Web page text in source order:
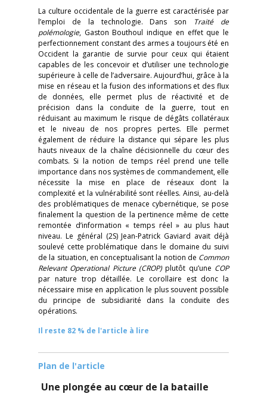
La culture occidentale de la guerre est caractérisée par
l’emploi de la technologie. Dans son
Traité de
polémologie, Gaston Bouthoul indique en effet que le
perfectionnement constant des armes a toujours été en
Occident la garantie de survie pour ceux qui étaient
capables de les concevoir et d’utiliser une technologie
supérieure à celle de l’adversaire. Aujourd’hui, grâce à la
mise en réseau et la fusion des informations et des flux
de données, elle permet plus de réactivité et de
précision dans la conduite de la guerre, tout en
réduisant au maximum le risque de dégâts collatéraux
et le niveau de nos propres pertes. Elle permet
également de réduire la distance qui sépare les plus
hauts niveaux de la chaîne décisionnelle du cœur des
combats. Si la notion de temps réel prend une telle
importance dans nos systèmes de commandement, elle
nécessite la mise en place de réseaux dont la
complexité et la vulnérabilité sont réelles. Ainsi, au-delà
des problématiques de menace cybernétique, se pose
finalement la question de la pertinence même de cette
remontée d’information « temps réel » au plus haut
niveau. Le général (2S) Jean-Patrick Gaviard avait déjà
soulevé cette problématique dans le domaine du suivi
de la situation, en conceptualisant la notion de Common
Relevant Operational Picture (CROP)plutôt qu’une COP
par nature trop détaillée. Le corollaire est donc la
nécessaire mise en application le plus souvent possible
du principe de subsidiarité dans la conduite des
opérations.
Il reste 82 % de l'article à lire
Plan de l'article
Une plongée au cœur de la bataille